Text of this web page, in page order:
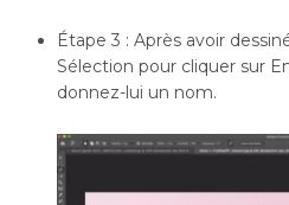
Étape 3 : Après avoir
Sélection pour cliquer sur
donnez-lui un nom.